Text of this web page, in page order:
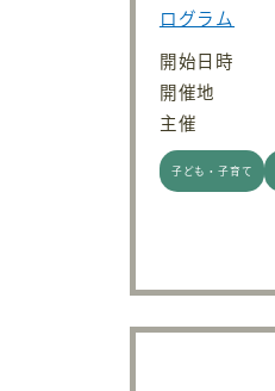
ログラム
開始日時
開催地
主催
子ども・子育て